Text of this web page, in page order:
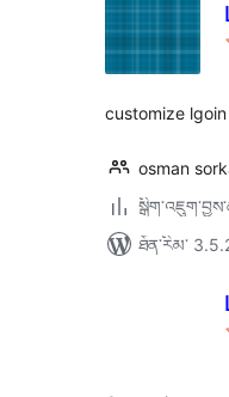
customize
osman
ཐོན་རིམ་